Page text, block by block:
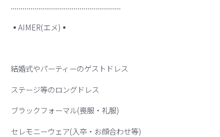
........................................................
▪︎AIMER(エメ)▪︎
結婚式やパーティーのゲストドレス
ステージ等のロングドレス
ブラックフォーマル(喪服・礼服)
セレモニーウェア(入卒・お顔合わせ等)